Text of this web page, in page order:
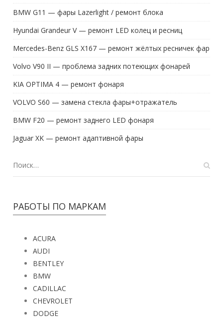
BMW G11 — фары Lazerlight / ремонт блока
Hyundai Grandeur V — ремонт LED колец и ресниц
Mercedes-Benz GLS X167 — ремонт жёлтых ресничек фар
Volvo V90 II — проблема задних потеющих фонарей
KIA OPTIMA 4 — ремонт фонаря
VOLVO S60 — замена стекла фары+отражатель
BMW F20 — ремонт заднего LED фонаря
Jaguar XK — ремонт адаптивной фары
РАБОТЫ ПО МАРКАМ
ACURA
AUDI
BENTLEY
BMW
CADILLAC
CHEVROLET
DODGE